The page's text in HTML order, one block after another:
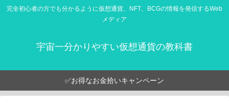
完全初心者の方でも分かるように仮想通貨、NFT、BCGの情報を発信するWeb
メディア
宇宙一分かりやすい仮想通貨の教科書
✅お得なお金拾いキャンペーン